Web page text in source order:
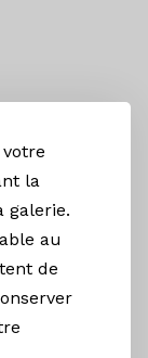
la
galerie.
au
de